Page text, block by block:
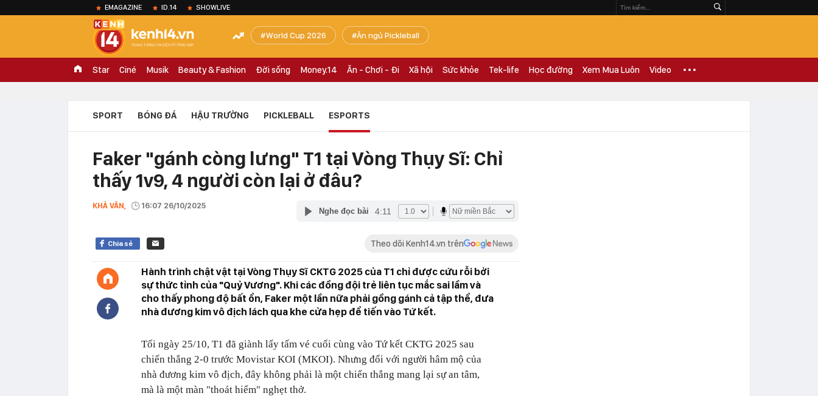
EMAGAZINE ID.14 SHOWLIVE
World Cup 2026 Ăn ngủ Pickleball
Star Ciné Musik Beauty & Fashion Đời sống Money.14 Ăn - Chơi - Đi Xã hội Sức khỏe Tek-life Học đường Xem Mua Luôn Video
SPORT BÓNG ĐÁ HẬU TRƯỜNG PICKLEBALL ESPORTS
Faker "gánh còng lưng" T1 tại Vòng Thụy Sĩ: Chỉ
thấy 1v9, 4 người còn lại ở đâu?
KHẢ VĂN, 16:07 26/10/2025
Nghe đọc bài 4:11
Chia sẻ Theo dõi Kenh14.vn trên
Hành trình chật vật tại Vòng Thụy Sĩ CKTG 2025 của T1 chỉ được cứu rỗi bởi
sự thức tỉnh của "Quỷ Vương". Khi các đồng đội trẻ liên tục mắc sai lầm và
cho thấy phong độ bất ổn, Faker một lần nữa phải gồng gánh cả tập thể, đưa
nhà đương kim vô địch lách qua khe cửa hẹp để tiến vào Tứ kết.
Tối ngày 25/10, T1 đã giành lấy tấm vé cuối cùng vào Tứ kết CKTG 2025 sau
chiến thắng 2-0 trước Movistar KOI (MKOI). Nhưng đối với người hâm mộ của
nhà đương kim vô địch, đây không phải là một chiến thắng mang lại sự an tâm,
mà là một màn "thoát hiểm" nghẹt thở.